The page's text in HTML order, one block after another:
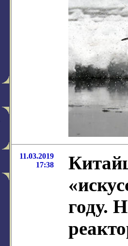
11.03.2019
17:38
году.